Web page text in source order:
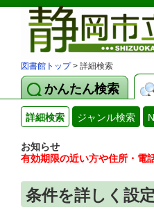
図書館トップ> 詳細検索
かんたん検索
詳細検索 ジャンル検索
お知らせ
有効期限の近い方や住所・電
条件を詳しく設